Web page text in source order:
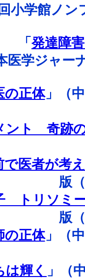
小学館ノン
「 発達障
医学ジャー
の正体」（
ント 奇跡
で医者が考
版
トリソミ
版
の正体」（
は輝く
」（